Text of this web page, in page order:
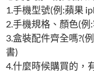
1.手機型號(例:蘋果
2.手機規格、顏色(
3.盒裝配件齊全嗎?(
書)
4.什麼時候購買的，